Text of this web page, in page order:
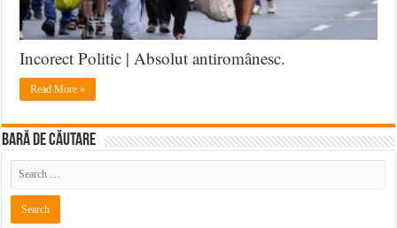
Incorect Politic | Absolut antiromânesc.
Read More »
BARĂ DE CĂUTARE